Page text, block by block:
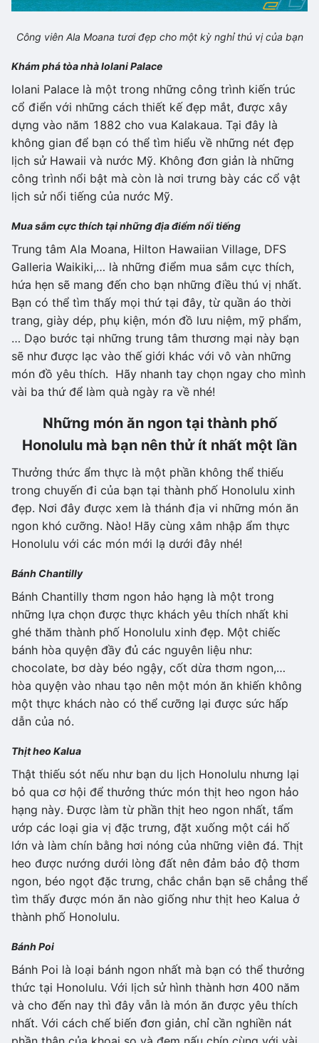
Công viên Ala Moana tươi đẹp cho một kỳ nghỉ thú vị của bạn
Khám phá tòa nhà Iolani Palace
Iolani Palace là một trong những công trình kiến trúc
cổ điển với những cách thiết kế đẹp mắt, được xây
dựng vào năm 1882 cho vua Kalakaua. Tại đây là
không gian để bạn có thể tìm hiểu về những nét đẹp
lịch sử Hawaii và nước Mỹ. Không đơn giản là những
công trình nổi bật mà còn là nơi trưng bày các cổ vật
lịch sử nổi tiếng của nước Mỹ.
Mua sắm cực thích tại những địa điểm nổi tiếng
Trung tâm Ala Moana, Hilton Hawaiian Village, DFS
Galleria Waikiki,… là những điểm mua sắm cực thích,
hứa hẹn sẽ mang đến cho bạn những điều thú vị nhất.
Bạn có thể tìm thấy mọi thứ tại đây, từ quần áo thời
trang, giày dép, phụ kiện, món đồ lưu niệm, mỹ phẩm,
… Dạo bước tại những trung tâm thương mại này bạn
sẽ như được lạc vào thế giới khác với vô vàn những
món đồ yêu thích. Hãy nhanh tay chọn ngay cho mình
vài ba thứ để làm quà ngày ra về nhé!
Những món ăn ngon tại thành phố
Honolulu mà bạn nên thử ít nhất một lần
Thưởng thức ẩm thực là một phần không thể thiếu
trong chuyến đi của bạn tại thành phố Honolulu xinh
đẹp. Nơi đây được xem là thánh địa vi những món ăn
ngon khó cưỡng. Nào! Hãy cùng xâm nhập ẩm thực
Honolulu với các món mới lạ dưới đây nhé!
Bánh Chantilly
Bánh Chantilly thơm ngon hảo hạng là một trong
những lựa chọn được thực khách yêu thích nhất khi
ghé thăm thành phố Honolulu xinh đẹp. Một chiếc
bánh hòa quyện đầy đủ các nguyên liệu như:
chocolate, bơ dày béo ngậy, cốt dừa thơm ngon,…
hòa quyện vào nhau tạo nên một món ăn khiến không
một thực khách nào có thể cưỡng lại được sức hấp
dẫn của nó.
Thịt heo Kalua
Thật thiếu sót nếu như bạn du lịch Honolulu nhưng lại
bỏ qua cơ hội để thưởng thức món thịt heo ngon hảo
hạng này. Được làm từ phần thịt heo ngon nhất, tẩm
ướp các loại gia vị đặc trưng, đặt xuống một cái hố
lớn và làm chín bằng hơi nóng của những viên đá. Thịt
heo được nướng dưới lòng đất nên đảm bảo độ thơm
ngon, béo ngọt đặc trưng, chắc chắn bạn sẽ chẳng thể
tìm thấy được món ăn nào giống như thịt heo Kalua ở
thành phố Honolulu.
Bánh Poi
Bánh Poi là loại bánh ngon nhất mà bạn có thể thưởng
thức tại Honolulu. Với lịch sử hình thành hơn 400 năm
và cho đến nay thì đây vẫn là món ăn được yêu thích
nhất. Với cách chế biến đơn giản, chỉ cần nghiền nát